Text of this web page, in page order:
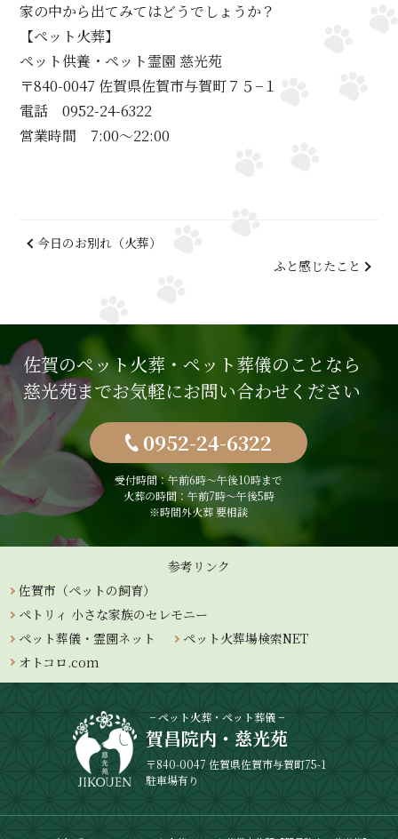
家の中から出てみてはどうでしょうか？
【ペット火葬】
ペット供養・ペット霊園 慈光苑
〒840-0047 佐賀県佐賀市与賀町７５−１
電話 0952-24-6322
営業時間 7:00～22:00
今日のお別れ（火葬）
ふと感じたこと
佐賀のペット火葬・ペット葬儀のことなら
慈光苑までお気軽にお問い合わせください
0952-24-6322
受付時間：午前6時〜午後10時まで
火葬の時間：午前7時～午後5時
※時間外火葬 要相談
参考リンク
佐賀市（ペットの飼育）
ペトリィ 小さな家族のセレモニー
ペット葬儀・霊園ネット
ペット火葬場検索NET
オトコロ.com
− ペット火葬・ペット葬儀 −
賀昌院内・慈光苑
〒840-0047 佐賀県佐賀市与賀町75-1
駐車場有り